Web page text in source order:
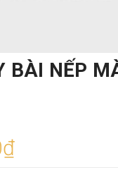
BÀI NẾP